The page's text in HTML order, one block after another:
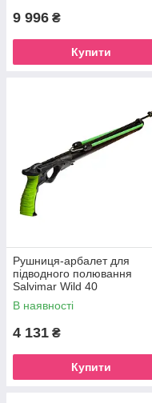
9 996 ₴
Купити
Рушниця-арбалет для
підводного полювання
Salvimar Wild 40
В наявності
4 131 ₴
Купити